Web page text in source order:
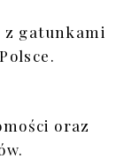
z gatunkami
oraz